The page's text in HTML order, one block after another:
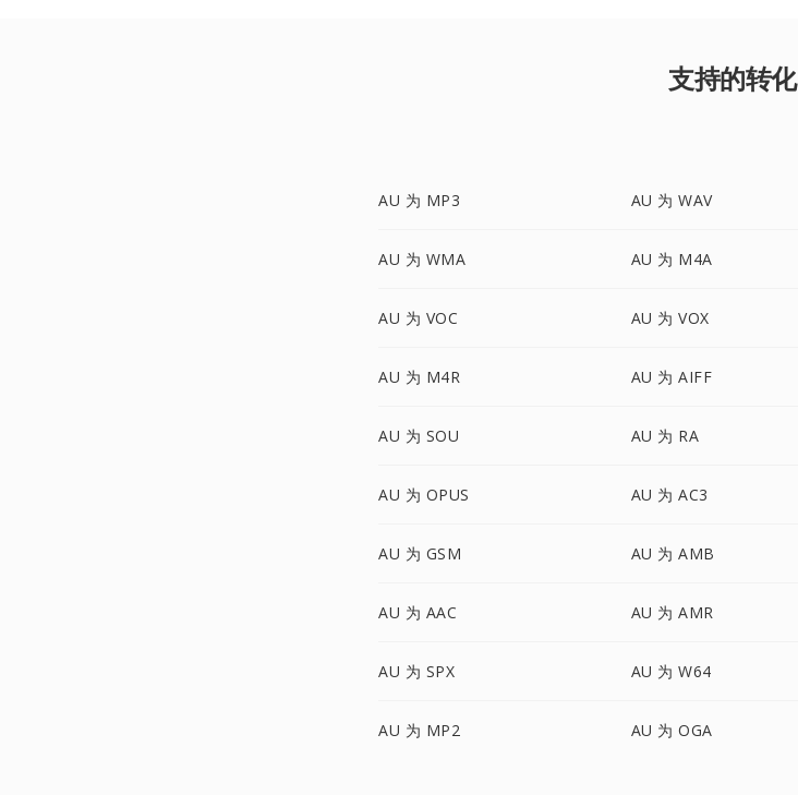
支持的转化
AU 为 MP3 AU 为 WAV
AU 为 WMA AU 为 M4A
AU 为 VOC AU 为 VOX
AU 为 M4R AU 为 AIFF
AU 为 SOU AU 为 RA
AU 为 OPUS AU 为 AC3
AU 为 GSM AU 为 AMB
AU 为 AAC AU 为 AMR
AU 为 SPX AU 为 W64
AU 为 MP2 AU 为 OGA